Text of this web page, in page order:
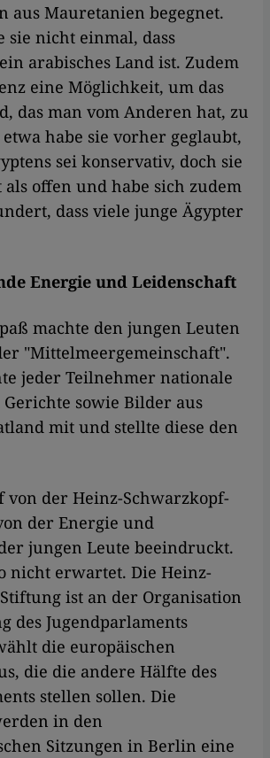
aus Mauretanien begegnet.
sie nicht einmal, dass
arabisches Land ist. Zudem
eine Möglichkeit, um das
das man vom Anderen hat, zu
etwa habe sie vorher geglaubt,
sei konservativ, doch sie
als offen und habe sich zudem
dass viele junge Ägypter
Energie und Leidenschaft
machte den jungen Leuten
"Mittelmeergemeinschaft".
jeder Teilnehmer nationale
sowie Bilder aus
mit und stellte diese den
von der Heinz-Schwarzkopf-
der Energie und
jungen Leute beeindruckt.
nicht erwartet. Die Heinz-
ist an der Organisation
des Jugendparlaments
die europäischen
die die andere Hälfte des
stellen sollen. Die
in den
Sitzungen in Berlin eine